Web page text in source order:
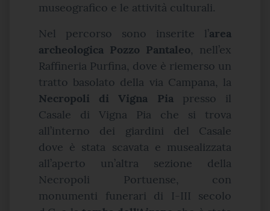
museografico e le attività culturali.
Nel percorso sono inserite l’area
archeologica Pozzo Pantaleo, nell’ex
Raffineria Purfina, dove è riemerso un
tratto basolato della via Campana, la
Necropoli di Vigna Piapresso il
Casale di Vigna Pia che si trova
all’interno dei giardini del Casale
dove è stata scavata e musealizzata
all’aperto un’altra sezione della
Necropoli Portuense, con
monumenti funerari di I-III secolo